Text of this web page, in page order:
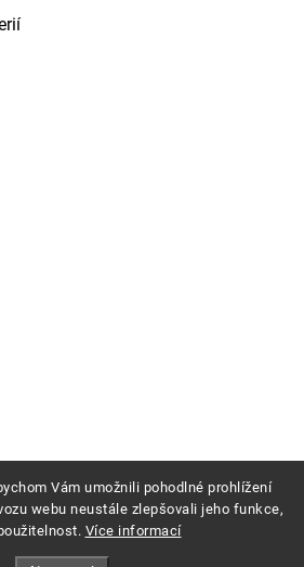
Vám umožnili pohodlné prohlížení
webu neustále zlepšovali jeho funkce,
Více informací
Profigrass.cz. Všechna práva vyhrazena.